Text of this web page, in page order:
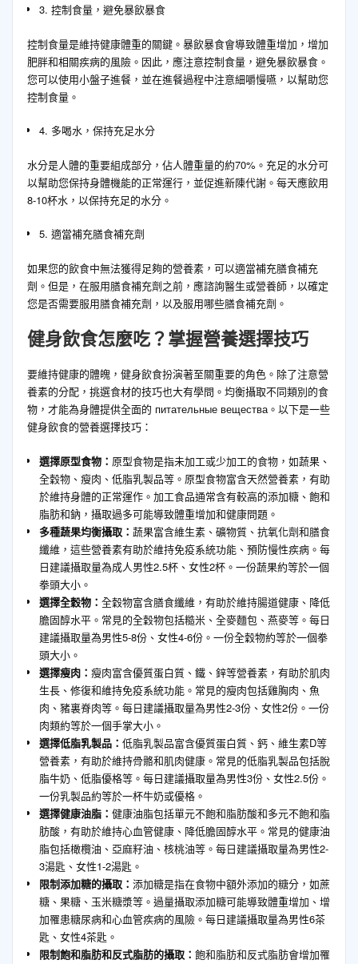
3. 控制食量，避免暴飲暴食
控制食量是維持健康體重的關鍵。暴飲暴食會導致體重增加，增加
肥胖和相關疾病的風險。因此，應注意控制食量，避免暴飲暴食。
您可以使用小盤子進餐，並在進餐過程中注意細嚼慢嚥，以幫助您
控制食量。
4. 多喝水，保持充足水分
水分是人體的重要組成部分，佔人體重量的約70%。充足的水分可
以幫助您保持身體機能的正常運行，並促進新陳代謝。每天應飲用
8-10杯水，以保持充足的水分。
5. 適當補充膳食補充劑
如果您的飲食中無法獲得足夠的營養素，可以適當補充膳食補充
劑。但是，在服用膳食補充劑之前，應諮詢醫生或營養師，以確定
您是否需要服用膳食補充劑，以及服用哪些膳食補充劑。
健身飲食怎麼吃？掌握營養選擇技巧
要維持健康的體魄，健身飲食扮演著至關重要的角色。除了注意營
養素的分配，挑選食材的技巧也大有學問。均衡攝取不同類別的食
物，才能為身體提供全面的 питательные вещества。以下是一些
健身飲食的營養選擇技巧：
選擇原型食物： 原型食物是指未加工或少加工的食物，如蔬果、
全穀物、瘦肉、低脂乳製品等。原型食物富含天然營養素，有助
於維持身體的正常運作。加工食品通常含有較高的添加糖、飽和
脂肪和鈉，攝取過多可能導致體重增加和健康問題。
多種蔬果均衡攝取： 蔬果富含維生素、礦物質、抗氧化劑和膳食
纖維，這些營養素有助於維持免疫系統功能、預防慢性疾病。每
日建議攝取量為成人男性2.5杯、女性2杯。一份蔬果約等於一個
拳頭大小。
選擇全穀物： 全穀物富含膳食纖維，有助於維持腸道健康、降低
膽固醇水平。常見的全穀物包括糙米、全麥麵包、燕麥等。每日
建議攝取量為男性5-8份、女性4-6份。一份全穀物約等於一個拳
頭大小。
選擇瘦肉： 瘦肉富含優質蛋白質、鐵、鋅等營養素，有助於肌肉
生長、修復和維持免疫系統功能。常見的瘦肉包括雞胸肉、魚
肉、豬裏脊肉等。每日建議攝取量為男性2-3份、女性2份。一份
肉類約等於一個手掌大小。
選擇低脂乳製品： 低脂乳製品富含優質蛋白質、鈣、維生素D等
營養素，有助於維持骨骼和肌肉健康。常見的低脂乳製品包括脫
脂牛奶、低脂優格等。每日建議攝取量為男性3份、女性2.5份。
一份乳製品約等於一杯牛奶或優格。
選擇健康油脂： 健康油脂包括單元不飽和脂肪酸和多元不飽和脂
肪酸，有助於維持心血管健康、降低膽固醇水平。常見的健康油
脂包括橄欖油、亞麻籽油、核桃油等。每日建議攝取量為男性2-
3湯匙、女性1-2湯匙。
限制添加糖的攝取： 添加糖是指在食物中額外添加的糖分，如蔗
糖、果糖、玉米糖漿等。過量攝取添加糖可能導致體重增加、增
加罹患糖尿病和心血管疾病的風險。每日建議攝取量為男性6茶
匙、女性4茶匙。
限制飽和脂肪和反式脂肪的攝取： 飽和脂肪和反式脂肪會增加罹